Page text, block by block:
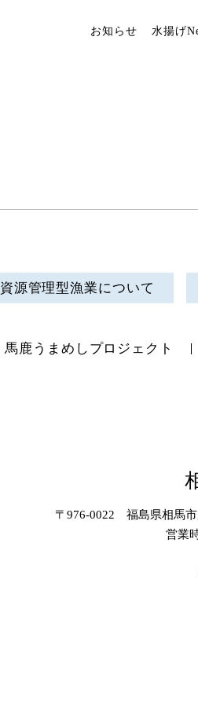
お知らせ 水揚げ
資源管理型漁業について
馬鹿うまめしプロジェクト
〒976-0022 福島県相馬
営業